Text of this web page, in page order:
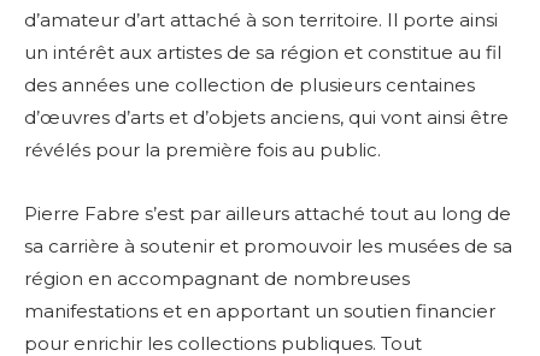
d’amateur d’art attaché à son territoire. Il porte ainsi
un intérêt aux artistes de sa région et constitue au fil
des années une collection de plusieurs centaines
d’œuvres d’arts et d’objets anciens, qui vont ainsi être
révélés pour la première fois au public.
Pierre Fabre s’est par ailleurs attaché tout au long de
sa carrière à soutenir et promouvoir les musées de sa
région en accompagnant de nombreuses
manifestations et en apportant un soutien financier
pour enrichir les collections publiques. Tout